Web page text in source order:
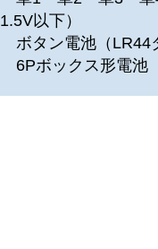
1.5V以下）
ボタン電池（LR44
6Pボックス形電池